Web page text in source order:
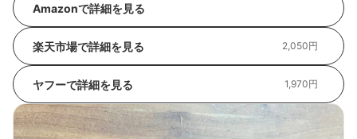
Amazonで詳細を見る
楽天市場で詳細を見る 2,050円
ヤフーで詳細を見る 1,970円